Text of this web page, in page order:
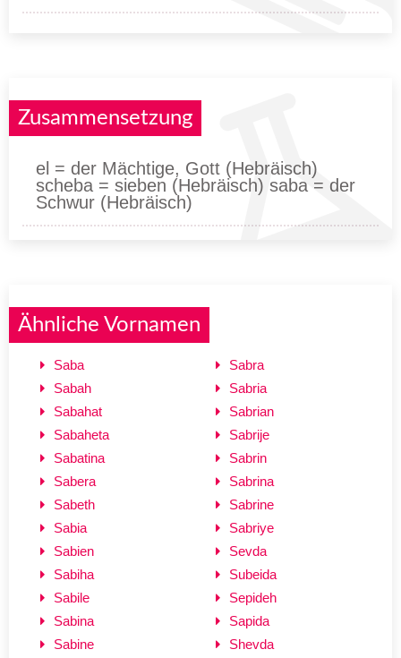
Zusammensetzung
el = der Mächtige, Gott (Hebräisch)
scheba = sieben (Hebräisch) saba = der
Schwur (Hebräisch)
Ähnliche Vornamen
Saba
Sabah
Sabahat
Sabaheta
Sabatina
Sabera
Sabeth
Sabia
Sabien
Sabiha
Sabile
Sabina
Sabine
Sabra
Sabria
Sabrian
Sabrije
Sabrin
Sabrina
Sabrine
Sabriye
Sevda
Subeida
Sepideh
Sapida
Shevda